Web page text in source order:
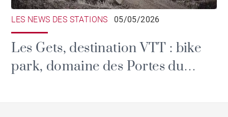
LES NEWS DES STATIONS 05/05/2026
Les Gets, destination VTT : bike
park, domaine des Portes du